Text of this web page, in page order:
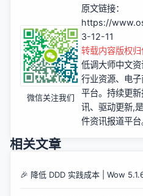
微信关注我们
原文链接：
https://
3-12-11
转载内容版权归
低调大师中文资
行业资源、电
平台。持续更
讯、驱动更新,
件资讯报道平台
相关文章
🎉 降低 DDD 实践成本 | Wow